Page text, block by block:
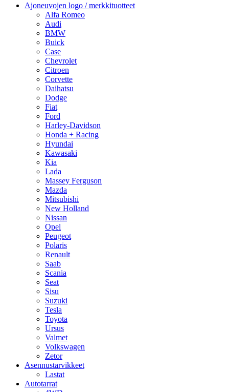
Ajoneuvojen logo / merkkituotteet
Alfa Romeo
Audi
BMW
Buick
Case
Chevrolet
Citroen
Corvette
Daihatsu
Dodge
Fiat
Ford
Harley-Davidson
Honda + Racing
Hyundai
Kawasaki
Kia
Lada
Massey Ferguson
Mazda
Mitsubishi
New Holland
Nissan
Opel
Peugeot
Polaris
Renault
Saab
Scania
Seat
Sisu
Suzuki
Tesla
Toyota
Ursus
Valmet
Volkswagen
Zetor
Asennustarvikkeet
Lastat
Autotarrat